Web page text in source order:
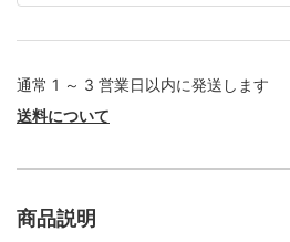
通常 1 ～ 3 営業日以内に発送します
送料について
商品説明